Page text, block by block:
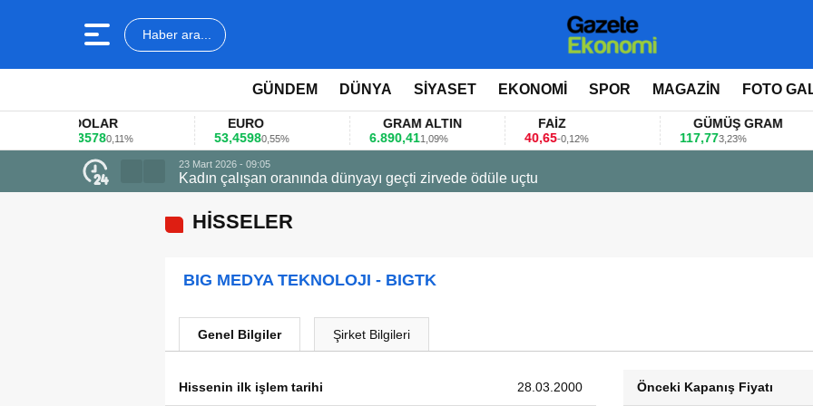
Haber ara...
GÜNDEM DÜNYA SİYASET EKONOMİ SPOR MAGAZİN FOTO
DOLAR
0,11%
EURO
53,45980,55%
GRAM ALTIN
6.890,411,09%
40,65-0,12%
GÜMÜŞ GRAM
117,773,23%
23 Mart 2026 - 09:05
Kadın çalışan oranında dünyayı geçti zirvede ödüle uçtu
HİSSELER
BIG MEDYA TEKNOLOJI - BIGTK
Genel Bilgiler Şirket Bilgileri
Hissenin ilk işlem tarihi 28.03.2000 Önceki Kapanış Fiyatı